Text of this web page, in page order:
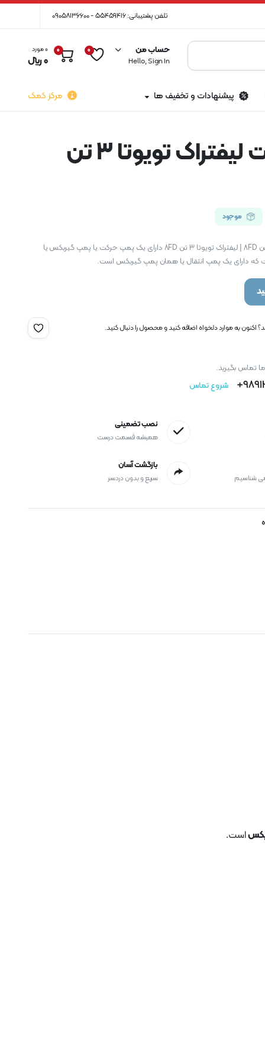
تلفن پشتیبانی: 55459416 - 09058136600
حساب من
Hello, Sign In
0
0 0 مورد
0﷼
پیشنهادات و تخفیف ها مرکز کمک
پمپ حرکت لیفتراک تویوتا ۳ تن
موجود
پمپ حرکت لیفتراک تویوتا ۳ تن 8FD | لیفتراک تویوتا ۳ تن 8FD دارای یک پمپ حرکت یا پمپ گیربکس یا
که دارای یک پمپ انتقال یا همان پمپ گیربکس است.
اکنون به موارد دلخواه اضافه کنید و محصول را دنبال کنید.
تماس بگیرید.
شروع تماس
نصب تضمینی
همیشه قسمت درست
شناسیم
بازگشت آسان
سریع و بدون دردسر
است.